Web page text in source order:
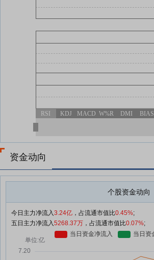
RSI KDJ MACD W%R DMI BIAS
资金动向
个股资金动向
今日主力净流入3.24亿 ，占流通市值比0.45%;
五日主力净流入5268.37万 ，占流通市值比0.07%;